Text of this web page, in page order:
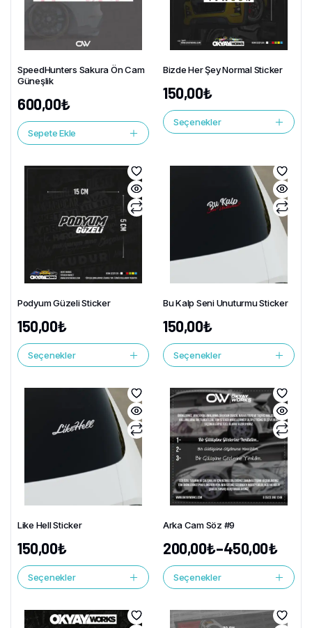
SpeedHunters Sakura Ön Cam
Güneşlik
600,00₺
Sepete Ekle
Bizde Her Şey Normal Sticker
150,00₺
Seçenekler
Podyum Güzeli Sticker
150,00₺
Seçenekler
Bu Kalp Seni Unuturmu Sticker
150,00₺
Seçenekler
Like Hell Sticker
150,00₺
Seçenekler
Arka Cam Söz #9
200,00₺–450,00₺
Seçenekler